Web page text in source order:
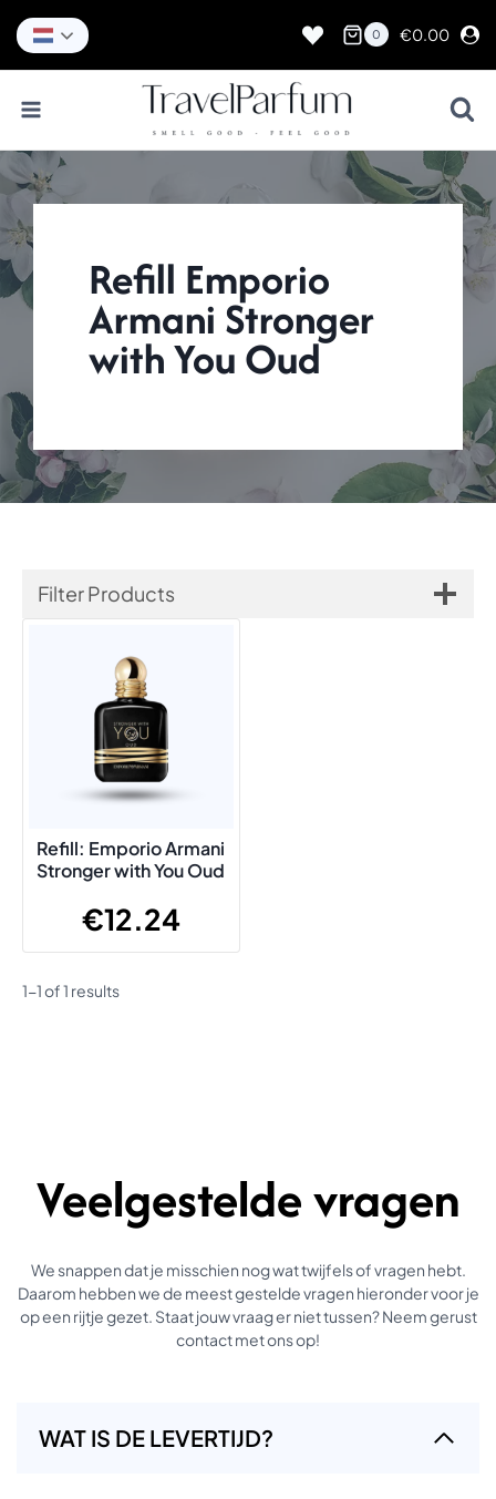
naar
inhoud
0 €0.00
Refill Emporio
Armani Stronger
with You Oud
Filter Products
Refill: Emporio Armani
Stronger with You Oud
€12.24
1-1 of 1 results
Veelgestelde vragen
We snappen dat je misschien nog wat twijfels of vragen hebt.
Daarom hebben we de meest gestelde vragen hieronder voor je
op een rijtje gezet. Staat jouw vraag er niet tussen? Neem gerust
contact met ons op!
WAT IS DE LEVERTIJD?